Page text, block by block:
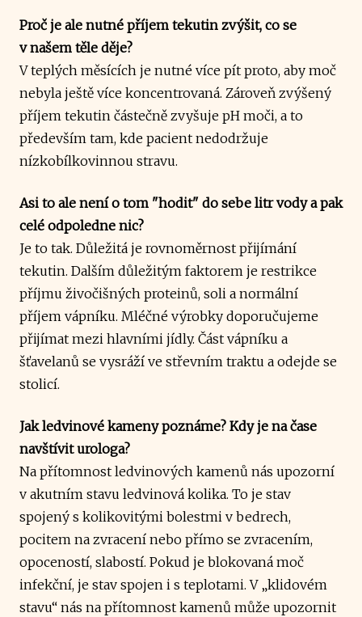
Proč je ale nutné příjem tekutin zvýšit, co se
v našem těle děje?
V teplých měsících je nutné více pít proto, aby moč
nebyla ještě více koncentrovaná. Zároveň zvýšený
příjem tekutin částečně zvyšuje pH moči, a to
především tam, kde pacient nedodržuje
nízkobílkovinnou stravu.
Asi to ale není o tom "hodit" do sebe litr vody a pak
celé odpoledne nic?
Je to tak. Důležitá je rovnoměrnost přijímání
tekutin. Dalším důležitým faktorem je restrikce
příjmu živočišných proteinů, soli a normální
příjem vápníku. Mléčné výrobky doporučujeme
přijímat mezi hlavními jídly. Část vápníku a
šťavelanů se vysráží ve střevním traktu a odejde se
stolicí.
Jak ledvinové kameny poznáme? Kdy je na čase
navštívit urologa?
Na přítomnost ledvinových kamenů nás upozorní
v akutním stavu ledvinová kolika. To je stav
spojený s kolikovitými bolestmi v bedrech,
pocitem na zvracení nebo přímo se zvracením,
opoceností, slabostí. Pokud je blokovaná moč
infekční, je stav spojen i s teplotami. V „klidovém
stavu“ nás na přítomnost kamenů může upozornit